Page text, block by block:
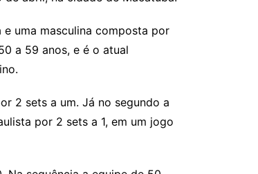
uma masculina composta por
a 59 anos, e é o atual
2 sets a um. Já no segundo a
por 2 sets a 1, em um jogo